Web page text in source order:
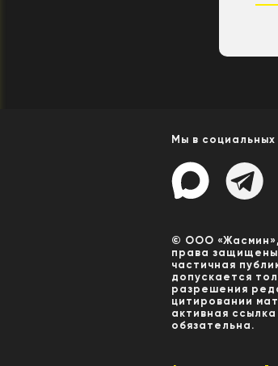
Мы в социальных
© ООО
права
частичная
допускается
разрешения
цитировании
активная
обязательна.